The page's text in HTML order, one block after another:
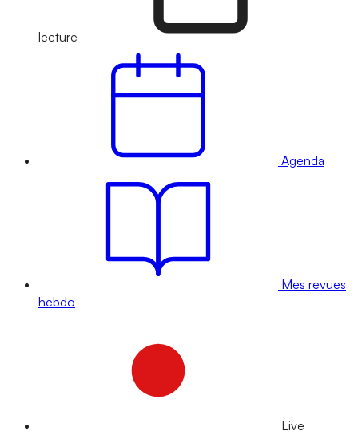
lecture
Agenda
Mes revues
hebdo
Live